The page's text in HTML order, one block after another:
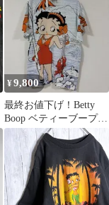
¥9,800
最終お値下げ！Betty
Boop ベティーブープ
総柄 Tシャツ